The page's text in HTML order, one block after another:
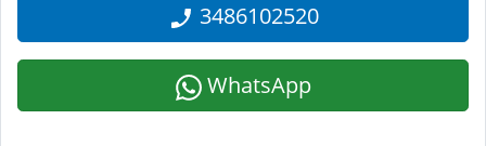
3486102520
WhatsApp